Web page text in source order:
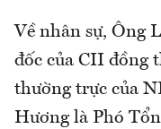
Về nhân sự, Ông
đốc của CII đồng
thường trực của
Hương là Phó